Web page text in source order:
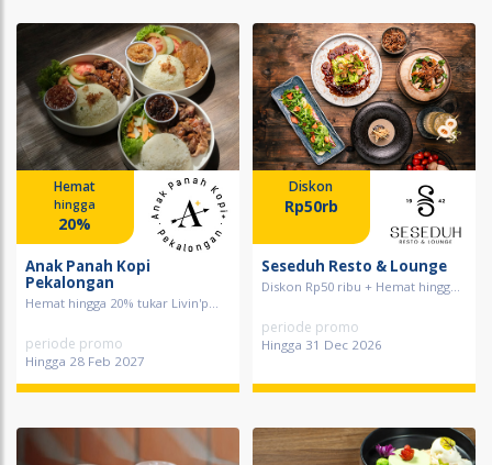
Hemat
hingga
20%
Anak Panah Kopi
Pekalongan
Hemat hingga 20% tukar Livin'p...
periode promo
Hingga 28 Feb 2027
Diskon
Rp50rb
Seseduh Resto & Lounge
Diskon Rp50 ribu + Hemat hingg...
periode promo
Hingga 31 Dec 2026